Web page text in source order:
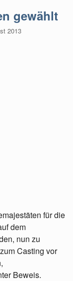
gewählt
2013
für die
dem
nun zu
Casting vor
Beweis.